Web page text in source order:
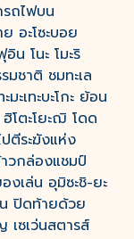
รถไฟบน
อะโซะบอย
โนะ โมะริ
มชาติ ชมทะเล
ะเทะบะโกะ ย้อน
โตะโยะฌิ โดด
ตีระฆังแห่ง
าวกล่องแชมป์
งเล่น อุมิซะชิ-ยะ
ปิดท้ายด้วย
เซเว่นสตารส์